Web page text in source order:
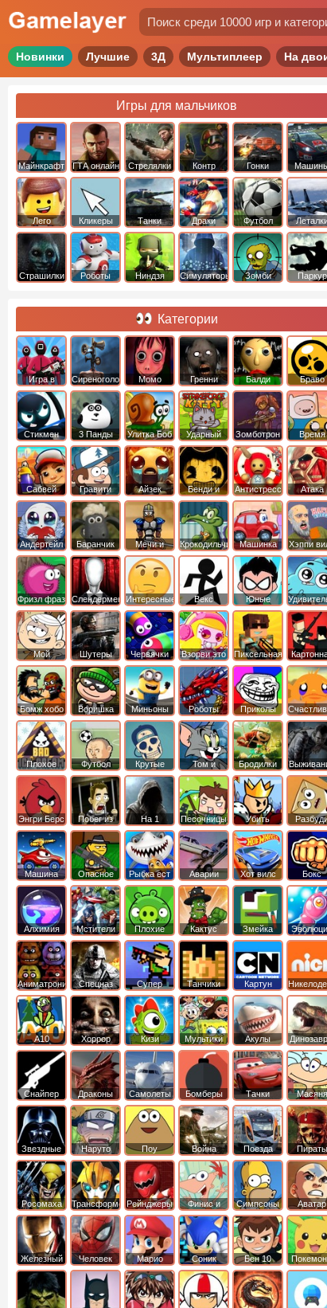
Новинки Лучшие 3Д Мультиплеер На
Игры для мальчиков
Майнкрафт ГТА онлайн Стрелялки
Контр
Страйк
Гонки
Лего Кликеры Танки Драки Футбол
Страшилки Роботы Ниндзя Симуляторы Зомби Паркур
Категории
Игра в
Кальмара
Сиреноголовый Момо Гренни Балди
Браво
Старс
Стикмен 3 Панды Улитка Боб
Ударный
отряд котят
Зомботрон
Время
Сабвей
Серф
Гравити
Фолз
Айзек
Бенди и
Чернильная
машина
Антистресс
Атака
Андертейл
Баранчик
Шон
Мечи и
Сандали
Крокодильчик
Свомпи
Машинка
Вилли
Хэппи
Фризл фраз Слендермен Интересные Векс
Юные
титаны
вперед
мир
Гамбола
Мой
шумный
дом
Шутеры Червячки Взорви это
Пиксельная
война
башка
Бомж хобо
Воришка
боб
Миньоны
Роботы
динозавры
Приколы
Плохое
мороженое
Футбол
головами
Крутые
Том и
джерри
Бродилки
Приключения
Энгри Берс
Побег из
тюрьмы
На 1 Песочницы
Убить
короля
коробку
Машина
ест
машину
Опасное
оружие
Рыбка ест
рыбку
Аварии
машин
Хот вилс Бокс
Алхимия Мстители
Плохие
свинки
Кактус
маккой
Змейка
Аниматроники Спецназ
Супер
бойцы
Танчики
Картун
нетворк
А10 Хоррор Кизи Мультики Акулы
Снайпер Драконы Самолеты Бомберы Тачки Масяня
Звездные
войны
Наруто Поу Война Поезда
Пираты
Моря
Росомаха ТрансформерыРейнджеры
Самураи
Финис и
Ферб
Симпсоны
Аватар
легенда
Аанге
Железный
человек
Человек
Паук
Марио Соник Бен 10